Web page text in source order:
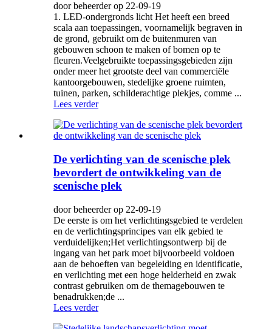
door beheerder op 22-09-19
1. LED-ondergronds licht Het heeft een breed
scala aan toepassingen, voornamelijk begraven in
de grond, gebruikt om de buitenmuren van
gebouwen schoon te maken of bomen op te
fleuren.Veelgebruikte toepassingsgebieden zijn
onder meer het grootste deel van commerciële
kantoorgebouwen, stedelijke groene ruimten,
tuinen, parken, schilderachtige plekjes, comme ...
Lees verder
De verlichting van de scenische plek
bevordert de ontwikkeling van de
scenische plek
door beheerder op 22-09-19
De eerste is om het verlichtingsgebied te verdelen
en de verlichtingsprincipes van elk gebied te
verduidelijken;Het verlichtingsontwerp bij de
ingang van het park moet bijvoorbeeld voldoen
aan de behoeften van begeleiding en identificatie,
en verlichting met een hoge helderheid en zwak
contrast gebruiken om de themagebouwen te
benadrukken;de ...
Lees verder